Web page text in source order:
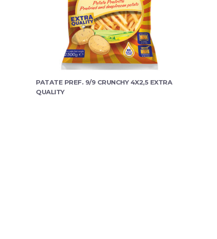
PATATE PREF. 9/9 CRUNCHY 4X2,5 EXTRA
QUALITY